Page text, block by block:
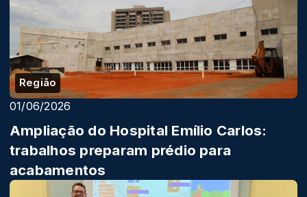
Região
01/06/2026
Ampliação do Hospital Emílio Carlos:
trabalhos preparam prédio para
acabamentos